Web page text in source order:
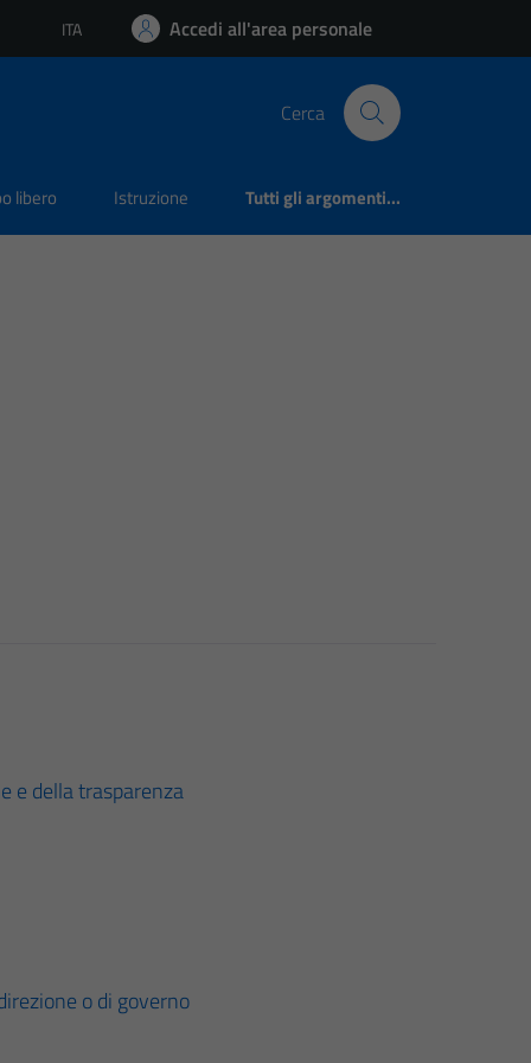
Lingua attiva:
ITA Accedi all'area personale
Cerca
libero Istruzione Tutti gli argomenti...
e della trasparenza
o di governo